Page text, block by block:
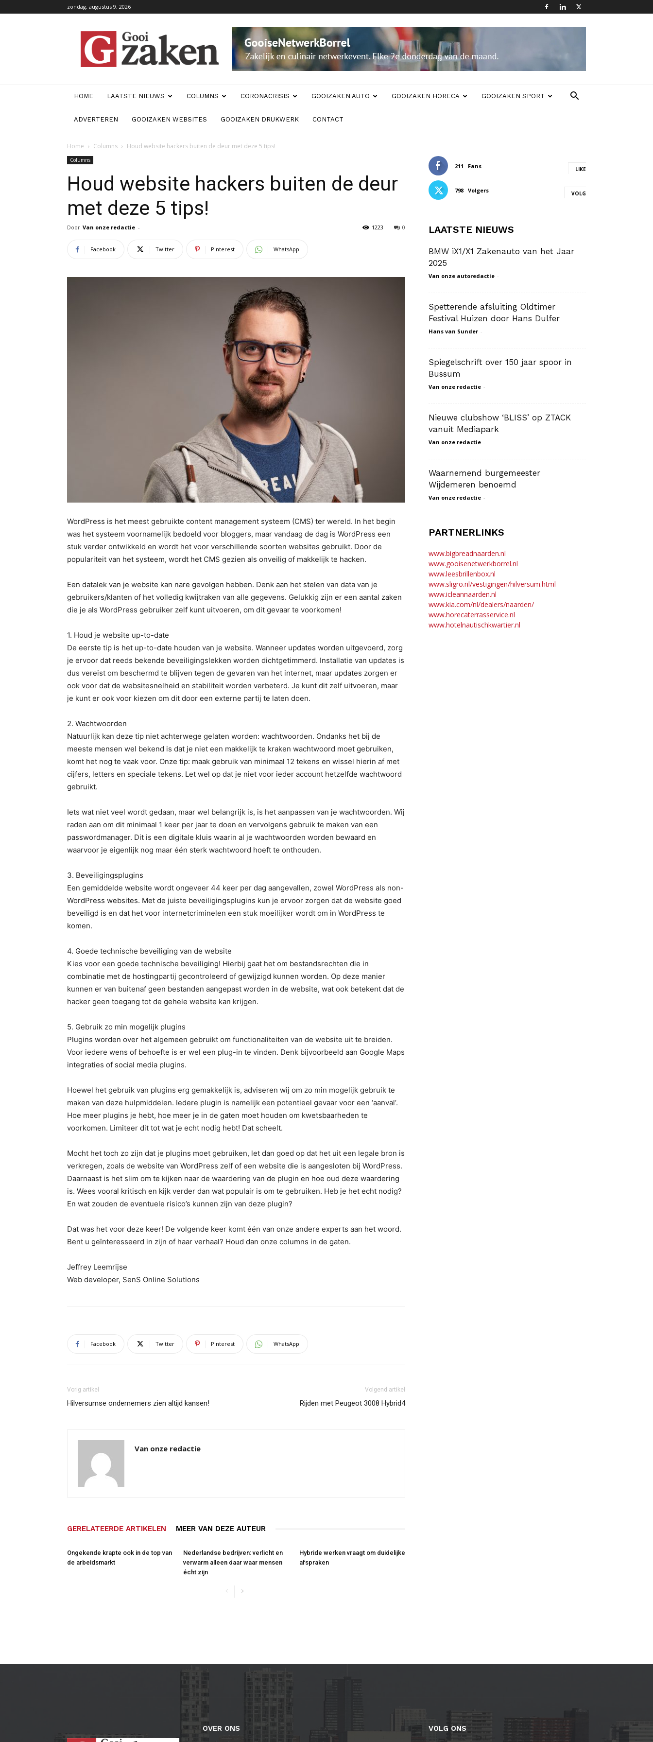
zondag, augustus 9, 2026
HOME LAATSTE NIEUWS COLUMNS CORONACRISIS GOOIZAKEN AUTO GOOIZAKEN HORECA GOOIZAKEN SPORT
ADVERTEREN GOOIZAKEN WEBSITES GOOIZAKEN DRUKWERK CONTACT
Home Columns Houd website hackers buiten de deur met deze 5 tips!
Columns
Houd website hackers buiten de deur
met deze 5 tips!
Door Van onze redactie - 0
1223
Facebook Twitter Pinterest WhatsApp
WordPress is het meest gebruikte content management systeem (CMS) ter wereld. In het begin
was het systeem voornamelijk bedoeld voor bloggers, maar vandaag de dag is WordPress een
stuk verder ontwikkeld en wordt het voor verschillende soorten websites gebruikt. Door de
populariteit van het systeem, wordt het CMS gezien als onveilig of makkelijk te hacken.
Een datalek van je website kan nare gevolgen hebben. Denk aan het stelen van data van je
gebruikers/klanten of het volledig kwijtraken van alle gegevens. Gelukkig zijn er een aantal zaken
die je als WordPress gebruiker zelf kunt uitvoeren, om dit gevaar te voorkomen!
1. Houd je website up-to-date
De eerste tip is het up-to-date houden van je website. Wanneer updates worden uitgevoerd, zorg
je ervoor dat reeds bekende beveiligingslekken worden dichtgetimmerd. Installatie van updates is
dus vereist om beschermd te blijven tegen de gevaren van het internet, maar updates zorgen er
ook voor dat de websitesnelheid en stabiliteit worden verbeterd. Je kunt dit zelf uitvoeren, maar
je kunt er ook voor kiezen om dit door een externe partij te laten doen.
2. Wachtwoorden
Natuurlijk kan deze tip niet achterwege gelaten worden: wachtwoorden. Ondanks het bij de
meeste mensen wel bekend is dat je niet een makkelijk te kraken wachtwoord moet gebruiken,
komt het nog te vaak voor. Onze tip: maak gebruik van minimaal 12 tekens en wissel hierin af met
cijfers, letters en speciale tekens. Let wel op dat je niet voor ieder account hetzelfde wachtwoord
gebruikt.
Iets wat niet veel wordt gedaan, maar wel belangrijk is, is het aanpassen van je wachtwoorden. Wij
raden aan om dit minimaal 1 keer per jaar te doen en vervolgens gebruik te maken van een
passwordmanager. Dit is een digitale kluis waarin al je wachtwoorden worden bewaard en
waarvoor je eigenlijk nog maar één sterk wachtwoord hoeft te onthouden.
3. Beveiligingsplugins
Een gemiddelde website wordt ongeveer 44 keer per dag aangevallen, zowel WordPress als non-
WordPress websites. Met de juiste beveiligingsplugins kun je ervoor zorgen dat de website goed
beveiligd is en dat het voor internetcriminelen een stuk moeilijker wordt om in WordPress te
komen.
4. Goede technische beveiliging van de website
Kies voor een goede technische beveiliging! Hierbij gaat het om bestandsrechten die in
combinatie met de hostingpartij gecontroleerd of gewijzigd kunnen worden. Op deze manier
kunnen er van buitenaf geen bestanden aangepast worden in de website, wat ook betekent dat de
hacker geen toegang tot de gehele website kan krijgen.
5. Gebruik zo min mogelijk plugins
Plugins worden over het algemeen gebruikt om functionaliteiten van de website uit te breiden.
Voor iedere wens of behoefte is er wel een plug-in te vinden. Denk bijvoorbeeld aan Google Maps
integraties of social media plugins.
Hoewel het gebruik van plugins erg gemakkelijk is, adviseren wij om zo min mogelijk gebruik te
maken van deze hulpmiddelen. Iedere plugin is namelijk een potentieel gevaar voor een ‘aanval’.
Hoe meer plugins je hebt, hoe meer je in de gaten moet houden om kwetsbaarheden te
voorkomen. Limiteer dit tot wat je echt nodig hebt! Dat scheelt.
Mocht het toch zo zijn dat je plugins moet gebruiken, let dan goed op dat het uit een legale bron is
verkregen, zoals de website van WordPress zelf of een website die is aangesloten bij WordPress.
Daarnaast is het slim om te kijken naar de waardering van de plugin en hoe oud deze waardering
is. Wees vooral kritisch en kijk verder dan wat populair is om te gebruiken. Heb je het echt nodig?
En wat zouden de eventuele risico’s kunnen zijn van deze plugin?
Dat was het voor deze keer! De volgende keer komt één van onze andere experts aan het woord.
Bent u geïnteresseerd in zijn of haar verhaal? Houd dan onze columns in de gaten.
Jeffrey Leemrijse
Web developer, SenS Online Solutions
Facebook Twitter Pinterest WhatsApp
Vorig artikel
Hilversumse ondernemers zien altijd kansen!
Volgend artikel
Rijden met Peugeot 3008 Hybrid4
Van onze redactie
GERELATEERDE ARTIKELEN MEER VAN DEZE AUTEUR
Ongekende krapte ook in de top van
de arbeidsmarkt
Nederlandse bedrijven: verlicht en
verwarm alleen daar waar mensen
écht zijn
Hybride werken vraagt om duidelijke
afspraken
211 Fans LIKE
798 Volgers VOLG
LAATSTE NIEUWS
BMW iX1/X1 Zakenauto van het Jaar
2025
Van onze autoredactie -
Spetterende afsluiting Oldtimer
Festival Huizen door Hans Dulfer
Hans van Sunder -
Spiegelschrift over 150 jaar spoor in
Bussum
Van onze redactie -
Nieuwe clubshow ‘BLISS’ op ZTACK
vanuit Mediapark
Van onze redactie -
Waarnemend burgemeester
Wijdemeren benoemd
Van onze redactie -
PARTNERLINKS
www.bigbreadnaarden.nl
www.gooisenetwerkborrel.nl
www.leesbrillenbox.nl
www.sligro.nl/vestigingen/hilversum.html
www.icleannaarden.nl
www.kia.com/nl/dealers/naarden/
www.horecaterrasservice.nl
www.hotelnautischkwartier.nl
OVER ONS VOLG ONS